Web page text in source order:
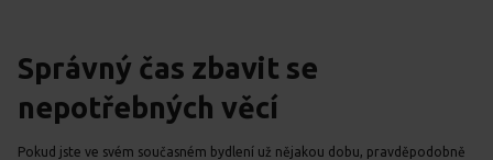
Správný čas zbavit se
nepotřebných věcí
Pokud jste ve svém současném bydlení už nějakou dobu, pravděpodobně